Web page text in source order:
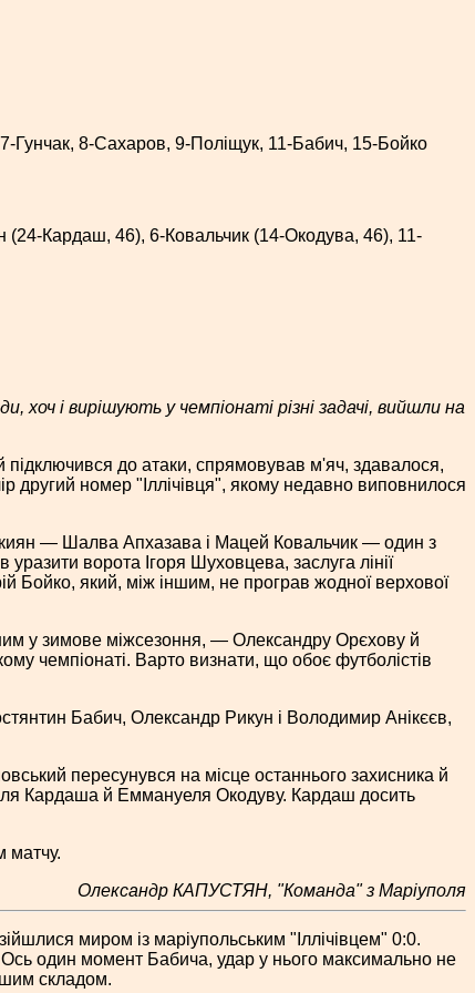
Гунчак, 8-Сахаров, 9-Поліщук, 11-Бабич, 15-Бойко
Кардаш, 46), 6-Ковальчик (14-Окодува, 46), 11-
і вирішують у чемпіонаті різні задачі, вийшли на
підключився до атаки, спрямовував м'яч, здавалося,
другий номер "Іллічівця", якому недавно виповнилося
— Шалва Апхазава і Мацей Ковальчик — один з
ворота Ігоря Шуховцева, заслуга лінії
Бойко, який, між іншим, не програв жодної верхової
у зимове міжсезоння, — Олександру Орєхову й
чемпіонаті. Варто визнати, що обоє футболістів
Бабич, Олександр Рикун і Володимир Анікєєв,
пересунувся на місце останнього захисника й
Кардаша й Еммануеля Окодуву. Кардаш досить
матчу.
Олександр КАПУСТЯН, "Команда" з Маріуполя
миром із маріупольським "Іллічівцем" 0:0.
Ось один момент Бабича, удар у нього максимально не
складом.